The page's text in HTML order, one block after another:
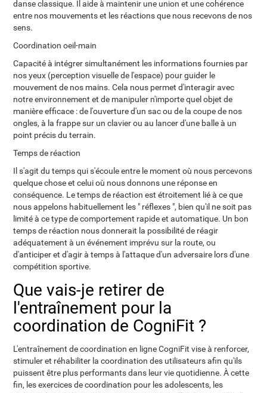
danse classique. Il aide à maintenir une union et une cohérence
entre nos mouvements et les réactions que nous recevons de nos
sens.
Coordination oeil-main
Capacité à intégrer simultanément les informations fournies par
nos yeux (perception visuelle de l'espace) pour guider le
mouvement de nos mains. Cela nous permet d'interagir avec
notre environnement et de manipuler n'importe quel objet de
manière efficace : de l'ouverture d'un sac ou de la coupe de nos
ongles, à la frappe sur un clavier ou au lancer d'une balle à un
point précis du terrain.
Temps de réaction
Il s'agit du temps qui s'écoule entre le moment où nous percevons
quelque chose et celui où nous donnons une réponse en
conséquence. Le temps de réaction est étroitement lié à ce que
nous appelons habituellement les " réflexes ", bien qu'il ne soit pas
limité à ce type de comportement rapide et automatique. Un bon
temps de réaction nous donnerait la possibilité de réagir
adéquatement à un événement imprévu sur la route, ou
d'anticiper et d'agir à temps à l'attaque d'un adversaire lors d'une
compétition sportive.
Que vais-je retirer de
l'entraînement pour la
coordination de CogniFit ?
L'entraînement de coordination en ligne CogniFit vise à renforcer,
stimuler et réhabiliter la coordination des utilisateurs afin qu'ils
puissent être plus performants dans leur vie quotidienne. À cette
fin, les exercices de coordination pour les adolescents, les